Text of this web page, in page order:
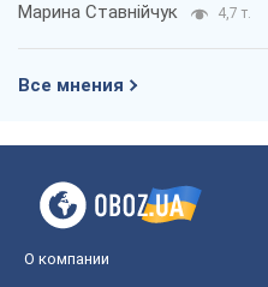
Марина Ставнійчук 4,7 т.
Все мнения
О компании